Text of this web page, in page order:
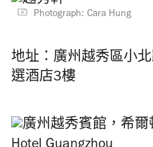
Photograph: Cara Hung
地址：廣州越秀區小
選酒店3樓